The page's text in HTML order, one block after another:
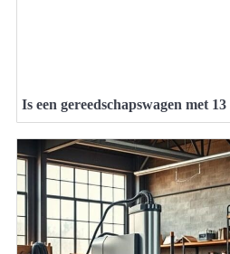
Is een gereedschapswagen met